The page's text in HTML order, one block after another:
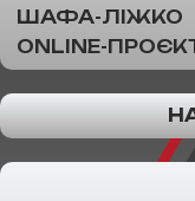
ШАФА-ЛІЖКО
ONLINE-